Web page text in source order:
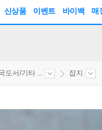
신상품 이벤트 바이백 매
도서/기타 ... 잡지